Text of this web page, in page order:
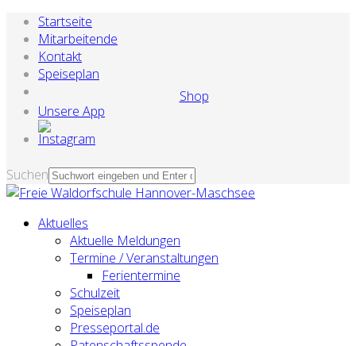
Startseite
Mitarbeitende
Kontakt
Speiseplan
Shop
Unsere App
Suchen
Aktuelles
Aktuelle Meldungen
Termine / Veranstaltungen
Ferientermine
Schulzeit
Speiseplan
Presseportal.de